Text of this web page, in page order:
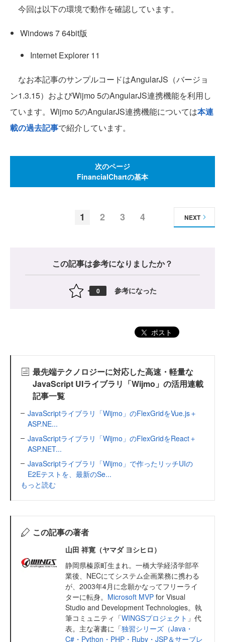
今回は以下の環境で動作を確認しています。
Windows 7 64bit版
Internet Explorer 11
なお本記事のサンプルコードはAngularJS（バージョ
ン1.3.15）およびWijmo 5のAngularJS連携機能を利用し
ています。Wijmo 5のAngularJS連携機能については本連
載の過去記事で紹介しています。
次のページ
FinancialChartの基本
1 2 3 4 NEXT
この記事は参考になりましたか？
0 参考になった
ポスト
最先端テクノロジーに対応した高速・軽量な
JavaScript UIライブラリ「Wijmo」の活用連載
記事一覧
JavaScriptライブラリ「Wijmo」のFlexGridをVue.js＋
ASP.NE...
JavaScriptライブラリ「Wijmo」のFlexGridをReact＋
ASP.NET...
JavaScriptライブラリ「Wijmo」で作ったリッチUIの
E2Eテストを、最新のSe...
もっと読む
この記事の著者
山田 祥寛（ヤマダ ヨシヒロ）
静岡県榛原町生まれ。一橋大学経済学部卒
業後、NECにてシステム企画業務に携わる
が、2003年4月に念願かなってフリーライ
ターに転身。 Microsoft MVP for Visual
Studio and Development Technologies。執
筆コミュニティ「WINGSプロジェクト 」代
表。主な著書に「独習シリーズ（Java・
C#・Python・PHP・Ruby・JSP＆サーブレ